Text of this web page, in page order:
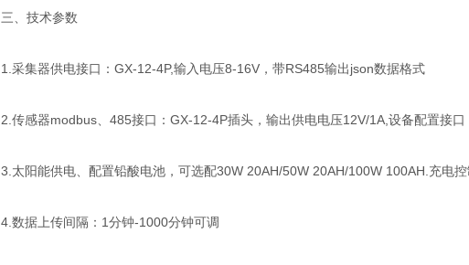
三、技术参数
1.采集器供电接口：GX-12-4P,输入电压8-16V，带RS485输出json数据格式
2.传感器modbus、485接口：GX-12-4P插头，输出供电电压12V/1A,设备配置接
3.太阳能供电、配置铅酸电池，可选配30W 20AH/50W 20AH/100W 100AH.充电
4.数据上传间隔：1分钟-1000分钟可调